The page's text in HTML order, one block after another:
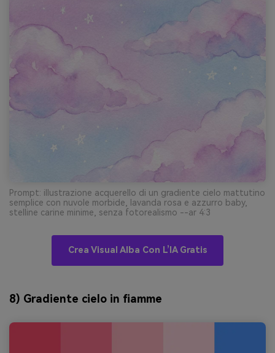
Prompt: illustrazione acquerello di un gradiente cielo mattutino
semplice con nuvole morbide, lavanda rosa e azzurro baby,
stelline carine minime, senza fotorealismo --ar 4:3
Crea Visual Alba Con L’IA Gratis
8) Gradiente cielo in fiamme